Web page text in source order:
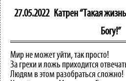
27.05.2022 Катрен “Такая
Богу!”
Мир не может уйти, так просто!
За грехи и ложь приходится
Людям в этом разобраться сложно!